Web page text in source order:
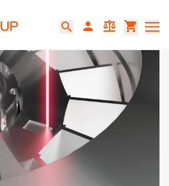
search person balance shopping_cart